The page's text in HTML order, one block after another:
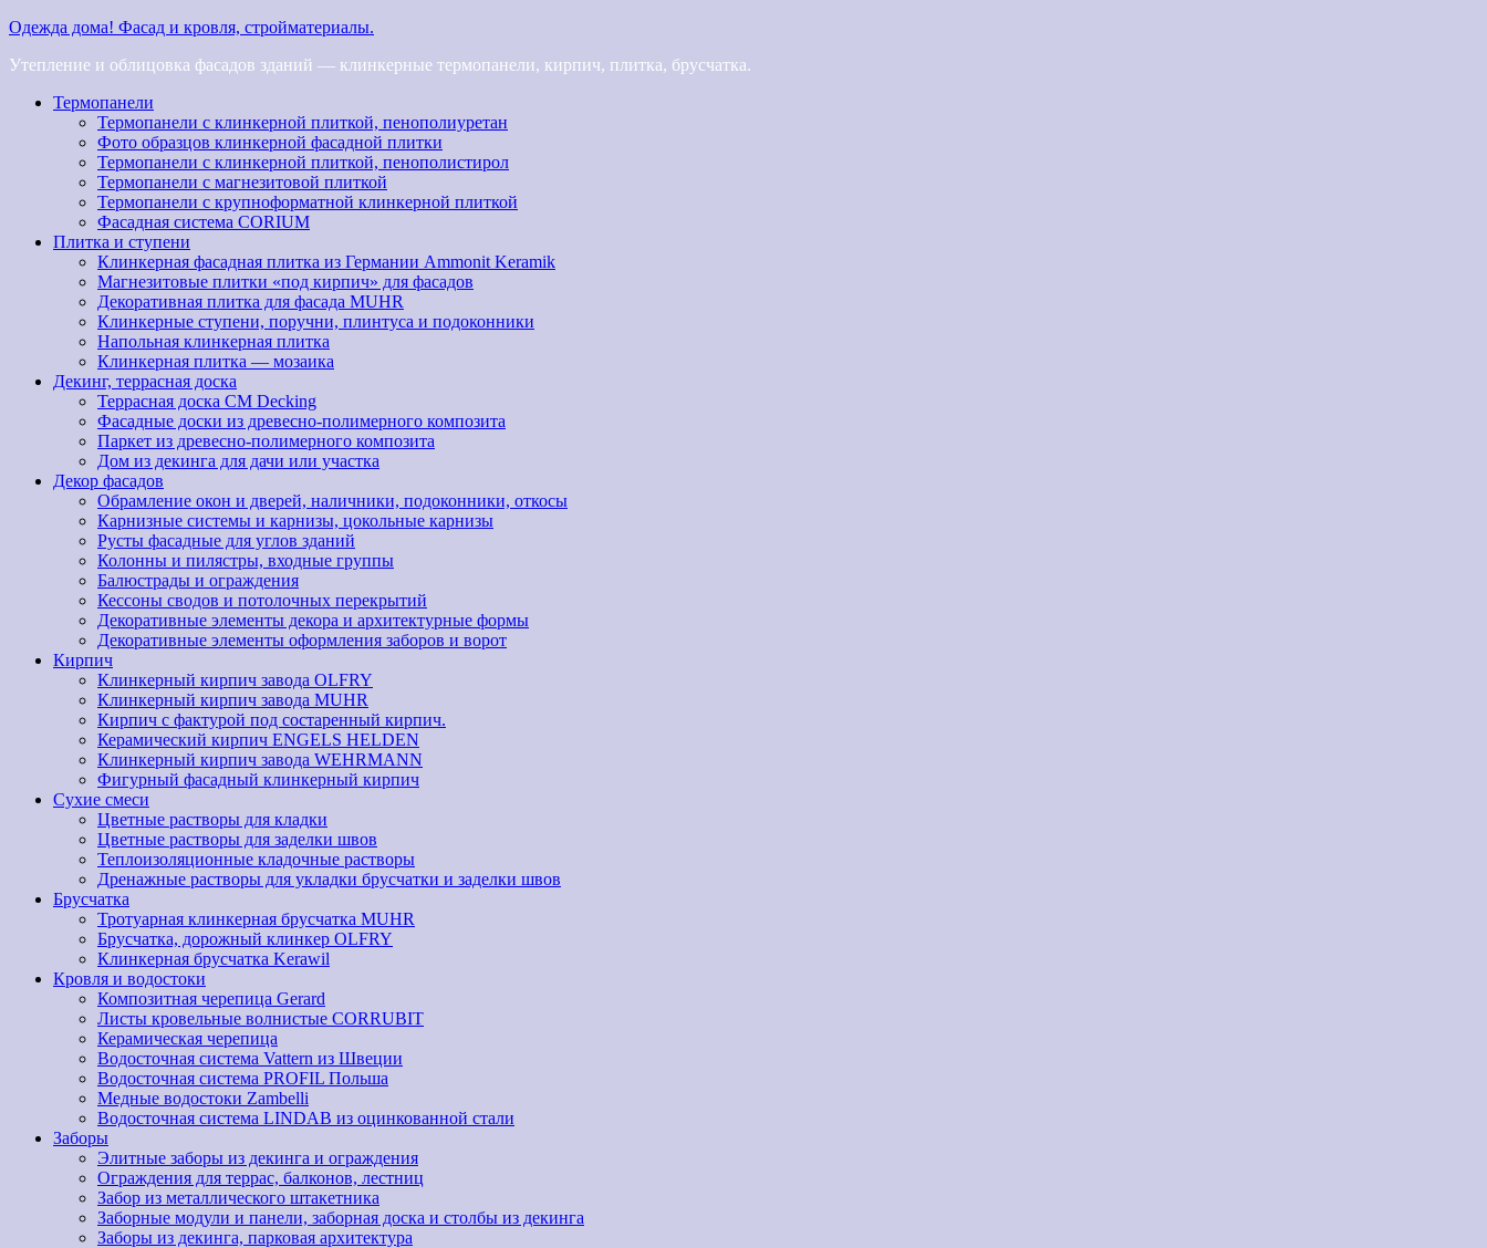
Одежда дома! Фасад и кровля, стройматериалы.
Утепление и облицовка фасадов зданий — клинкерные термопанели, кирпич, плитка, брусчатка.
Термопанели
Термопанели с клинкерной плиткой, пенополиуретан
Фото образцов клинкерной фасадной плитки
Термопанели с клинкерной плиткой, пенополистирол
Термопанели с магнезитовой плиткой
Термопанели с крупноформатной клинкерной плиткой
Фасадная система CORIUM
Плитка и ступени
Клинкерная фасадная плитка из Германии Ammonit Keramik
Магнезитовые плитки «под кирпич» для фасадов
Декоративная плитка для фасада MUHR
Клинкерные ступени, поручни, плинтуса и подоконники
Напольная клинкерная плитка
Клинкерная плитка — мозаика
Декинг, террасная доска
Террасная доска CM Decking
Фасадные доски из древесно-полимерного композита
Паркет из древесно-полимерного композита
Дом из декинга для дачи или участка
Декор фасадов
Обрамление окон и дверей, наличники, подоконники, откосы
Карнизные системы и карнизы, цокольные карнизы
Русты фасадные для углов зданий
Колонны и пилястры, входные группы
Балюстрады и ограждения
Кессоны сводов и потолочных перекрытий
Декоративные элементы декора и архитектурные формы
Декоративные элементы оформления заборов и ворот
Кирпич
Клинкерный кирпич завода OLFRY
Клинкерный кирпич завода MUHR
Кирпич с фактурой под состаренный кирпич.
Керамический кирпич ENGELS HELDEN
Клинкерный кирпич завода WEHRMANN
Фигурный фасадный клинкерный кирпич
Сухие смеси
Цветные растворы для кладки
Цветные растворы для заделки швов
Теплоизоляционные кладочные растворы
Дренажные растворы для укладки брусчатки и заделки швов
Брусчатка
Тротуарная клинкерная брусчатка MUHR
Брусчатка, дорожный клинкер OLFRY
Клинкерная брусчатка Kerawil
Кровля и водостоки
Композитная черепица Gerard
Листы кровельные волнистые CORRUBIT
Керамическая черепица
Водосточная система Vattern из Швеции
Водосточная система PROFIL Польша
Медные водостоки Zambelli
Водосточная система LINDAB из оцинкованной стали
Заборы
Элитные заборы из декинга и ограждения
Ограждения для террас, балконов, лестниц
Забор из металлического штакетника
Заборные модули и панели, заборная доска и столбы из декинга
Заборы из декинга, парковая архитектура